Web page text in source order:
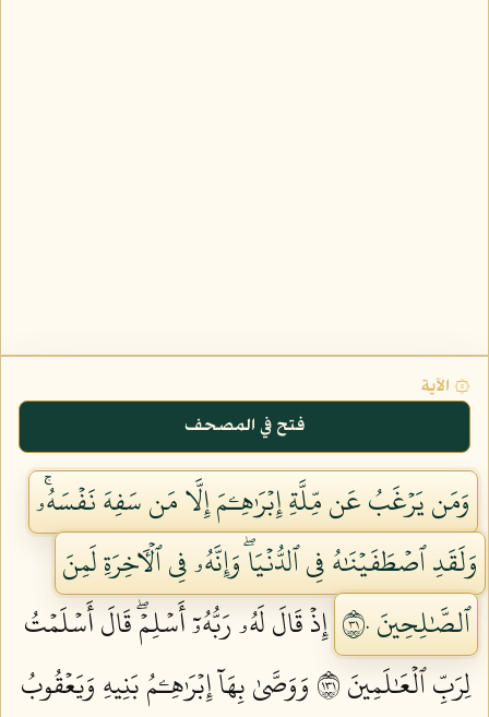
۞ الآية
فتح في المصحف
وَمَن يَرۡغَبُ عَن مِّلَّةِ إِبۡرَٰهِـۧمَ إِلَّا مَن سَفِهَ نَفۡسَهُۥۚ
وَلَقَدِ ٱصۡطَفَيۡنَٰهُ فِي ٱلدُّنۡيَاۖ وَإِنَّهُۥ فِي ٱلۡأٓخِرَةِ لَمِنَ
ٱلصَّٰلِحِينَ ١٣٠
إِذۡ قَالَ لَهُۥ رَبُّهُۥٓ أَسۡلِمۡۖ قَالَ أَسۡلَمۡتُ
لِرَبِّ ٱلۡعَٰلَمِينَ ١٣١
وَوَصَّىٰ بِهَآ إِبۡرَٰهِـۧمُ بَنِيهِ وَيَعۡقُوبُ